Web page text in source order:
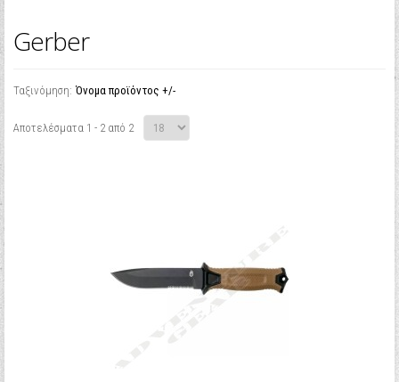
Gerber
Ταξινόμηση: Όνομα προϊόντος +/-
Αποτελέσματα 1 - 2 από 2